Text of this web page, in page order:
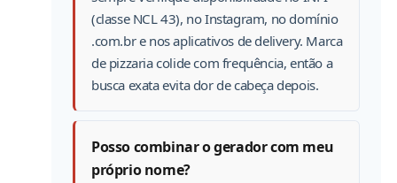
(classe NCL 43), no Instagram, no domínio
.com.br e nos aplicativos de delivery. Marca
de pizzaria colide com frequência, então a
busca exata evita dor de cabeça depois.
Posso combinar o gerador com meu
próprio nome?